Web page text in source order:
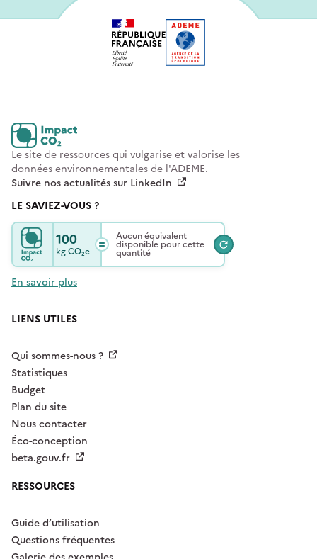
Le site de ressources qui vulgarise et valorise les
données environnementales de l'ADEME.
Suivre nos actualités sur LinkedIn
LE SAVIEZ-VOUS ?
100
kgCO₂e
Aucun équivalent
disponible pour cette
quantité
En savoir plus
LIENS UTILES
Qui sommes-nous ?
Statistiques
Budget
Plan du site
Nous contacter
Éco-conception
beta.gouv.fr
RESSOURCES
Guide d’utilisation
Questions fréquentes